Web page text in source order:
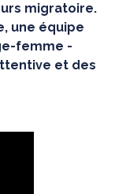
migratoire.
une équipe
femme -
et des